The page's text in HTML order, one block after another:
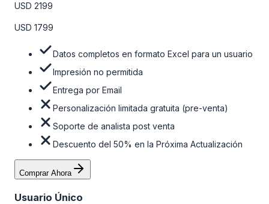
la tabla de precios a continuación.
USD 2199
USD 1799
Datos completos en formato Excel para un usuario
Impresión no permitida
Entrega por Email
Personalización limitada gratuita (pre-venta)
Soporte de analista post venta
Descuento del 50% en la Próxima Actualización
Comprar Ahora
Usuario Único